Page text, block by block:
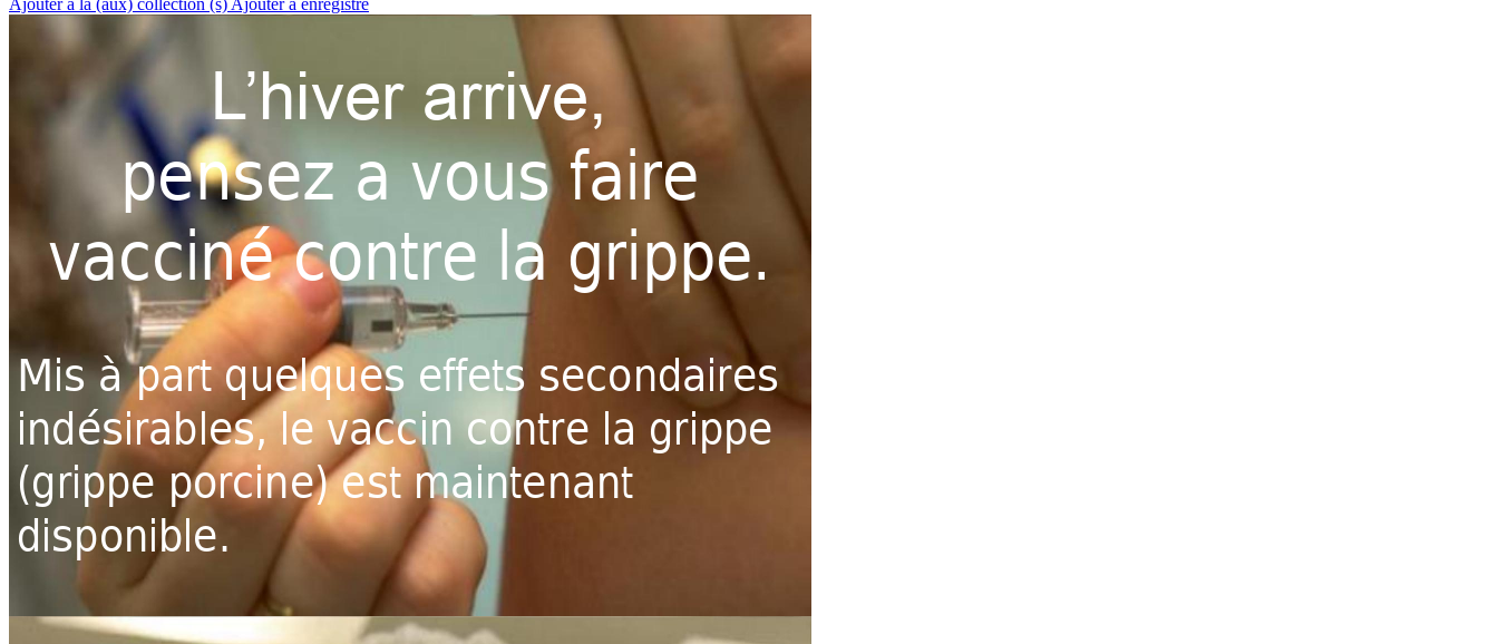
L’hiver arrive,
pensez a vous faire
vacciné contre la grippe.
Mis à part quelques effets secondaires
indésirables, le vaccin contre la grippe
(grippe porcine) est maintenant
disponible.